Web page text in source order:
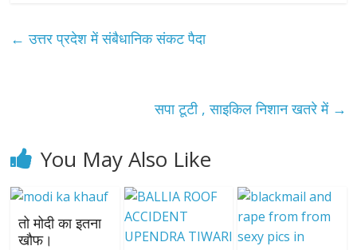
← उत्तर प्रदेश में संबैधानिक संकट पैदा
सपा टूटी , साइकिल निशान खतरे में →
You May Also Like
तो मोदी का इतना
खौफ।